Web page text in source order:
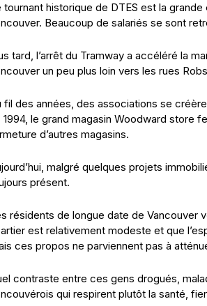
tournant historique de DTES est la
Beaucoup de salariés se sont
tard, l’arrêt du Tramway a accéléré la
un peu plus loin vers les rues
fil des années, des associations se
1994, le grand magasin Woodward store
d’autres magasins.
malgré quelques projets
présent.
résidents de longue date de Vancouver
est relativement modeste et que
ces propos ne parviennent pas à
contraste entre ces gens drogués,
qui respirent plutôt la santé,